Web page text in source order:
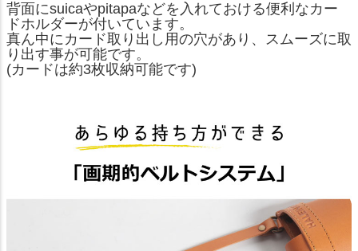
背面にsuicaやpitapaなどを入れておける便利なカー
ドホルダーが付いています。
真ん中にカード取り出し用の穴があり、スムーズに取
り出す事が可能です。
(カードは約3枚収納可能です)